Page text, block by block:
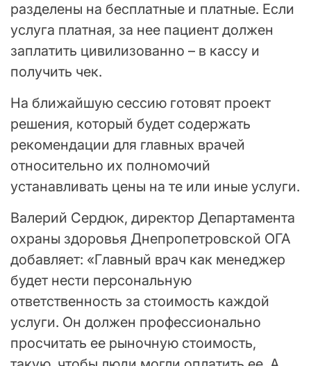
разделены на бесплатные и платные. Если
услуга платная, за нее пациент должен
заплатить цивилизованно – в кассу и
получить чек.
На ближайшую сессию готовят проект
решения, который будет содержать
рекомендации для главных врачей
относительно их полномочий
устанавливать цены на те или иные услуги.
Валерий Сердюк, директор Департамента
охраны здоровья Днепропетровской ОГА
добавляет: «Главный врач как менеджер
будет нести персональную
ответственность за стоимость каждой
услуги. Он должен профессионально
просчитать ее рыночную стоимость,